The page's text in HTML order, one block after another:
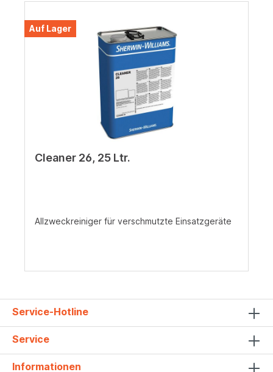
Auf Lager
Cleaner 26, 25 Ltr.
Allzweckreiniger für verschmutzte Einsatzgeräte
Service-Hotline
Service
Informationen